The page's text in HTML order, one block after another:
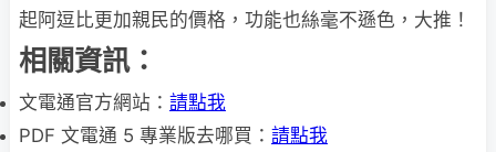
起阿逗比更加親民的價格，功能也絲毫不遜色，大推！
相關資訊：
文電通官方網站： 請點我
PDF 文電通 5 專業版去哪買： 請點我